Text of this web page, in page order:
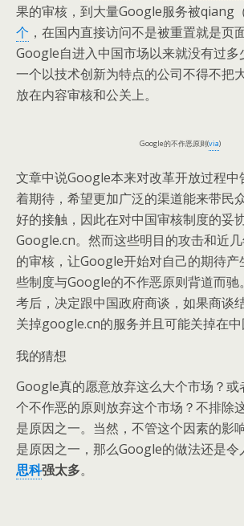
果的审核，到大量Google服务被qiang
个 ，在国内直接访问不是被重置就是页
Google自进入中国市场以来就没有过多
一个以技术创新为特点的公司不得不把
放在内容审核和公关上。
Google的不作恶原则(via)
文章中说Google本来对改革开放过程中
着期待，希望更加广泛的渠道能来带民
好的接触，因此在对中国审核制度的妥
Google.cn。然而这些明目的攻击和近
的审核，让Google开始对自己的期待
些制度与Google的不作恶原则背道而驰
考后，决定跟中国政府商谈，如果商谈
关掉google.cn的服务并且可能关掉在中
我的猜想
Google真的愿意放弃这么大个市场？或
个不作恶的原则放弃这个市场？不排除
是原因之一。当然，不管这个因素的影
是原因之一，那么Google的做法还是令
思科强太多。